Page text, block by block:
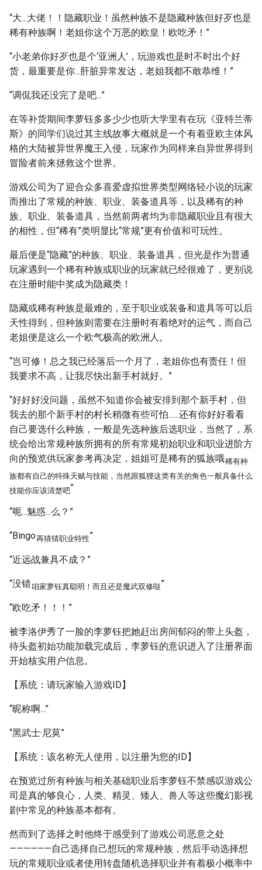
“大...大佬！！隐藏职业！虽然种族不是隐藏种族但好歹也是
稀有种族啊！老姐你这个万恶的欧皇！欧吃矛！”
“小老弟你好歹也是个‘亚洲人’，玩游戏也是时不时出个好
货，最重要是你...肝脏异常发达，老姐我都不敢恭维！”
“调侃我还没完了是吧...”
在等补货期间李萝钰多多少少也听大学里有在玩《亚特兰蒂
斯》的同学们说过其主线故事大概就是一个有着亚欧主体风
格的大陆被异世界魔王入侵，玩家作为同样来自异世界得到
冒险者前来拯救这个世界。
游戏公司为了迎合众多喜爱虚拟世界类型网络轻小说的玩家
而推出了常规的种族、职业、装备道具等，以及稀有的种
族、职业、装备道具，当然前两者均为非隐藏职业且有很大
的相性，但“稀有”类明显比“常规”更有价值和可玩性。
最后便是“隐藏”的种族、职业、装备道具，但光是作为普通
玩家遇到一个稀有种族或职业的玩家就已经很难了，更别说
在注册时能中奖成为隐藏类！
隐藏或稀有种族是最难的，至于职业或装备和道具等可以后
天性得到，但种族则需要在注册时有着绝对的运气，而自己
老姐便是这么一个欧气极高的欧洲人。
“岂可修！总之我已经落后一个月了，老姐你也有责任！但
我要求不高，让我尽快出新手村就好。”
“好好好没问题，虽然不知道你会被安排到那个新手村，但
我去的那个新手村的村长稍微有些可怕......还有你好好看看
自己要选什么种族，一般是先选种族后选职业，当然了，系
统会给出常规种族所拥有的所有常规初始职业和职业进阶方
向的预览供玩家参考再决定，姐姐可是稀有的狐族哦稀有种
族都有自己的特殊天赋与技能，当然跟狐狸这类有关的角色一般具备什么
技能你应该清楚吧”
“呃...魅惑...么？”
“Bingo再猜猜职业特性”
“近远战兼具不成？”
“没错咱家萝钰真聪明！而且还是魔武双修哒”
“欧吃矛！！！”
被李洛伊秀了一脸的李萝钰把她赶出房间郁闷的带上头盔，
待头盔初始功能加载完成后，李萝钰的意识进入了注册界面
开始核实用户信息。
【系统：请玩家输入游戏ID】
“昵称啊...”
“黑武士·尼莫”
【系统：该名称无人使用，以注册为您的ID】
在预览过所有种族与相关基础职业后李萝钰不禁感叹游戏公
司是真的够良心，人类、精灵、矮人、兽人等这些魔幻影视
剧中常见的种族基本都有。
然而到了选择之时他终于感受到了游戏公司恶意之处
——————自己选择自己想玩的常规种族，然后手动选择想
玩的常规职业或者使用转盘随机选择职业并有着极小概率中